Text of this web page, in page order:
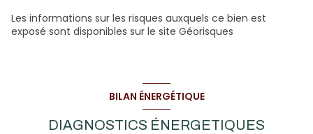
Les informations sur les risques auxquels ce bien est
exposé sont disponibles sur le site Géorisques
BILAN ÉNERGÉTIQUE
DIAGNOSTICS ÉNERGETIQUES